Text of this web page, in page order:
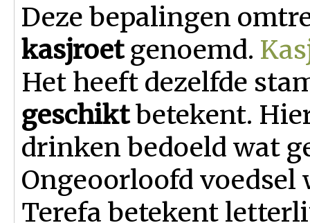
Deze bepalingen
kasjroetgenoemd.
Het heeft dezelfde
geschiktbetekent.
drinken bedoeld wat
Ongeoorloofd
Terefa betekent